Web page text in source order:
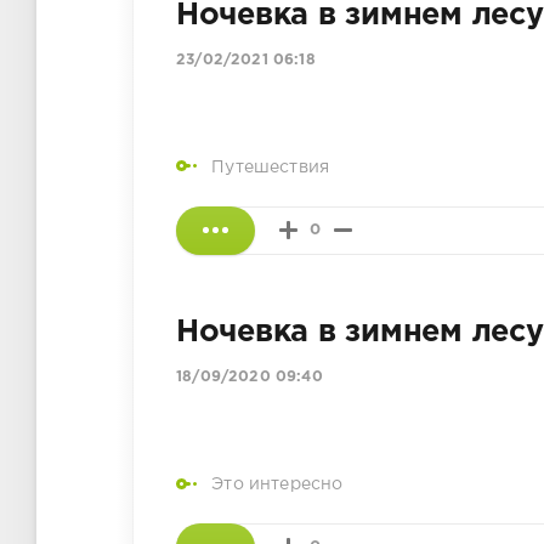
Ночевка в зимнем лесу
23/02/2021 06:18
Путешествия
0
Ночевка в зимнем лесу
18/09/2020 09:40
Это интересно